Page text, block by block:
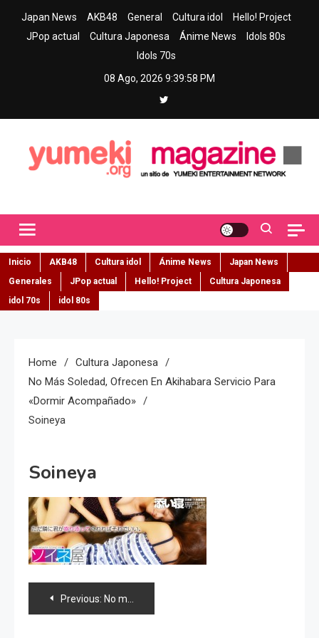
Japan News AKB48 General Cultura idol
Hello! Project
JPop actual
Cultura Japonesa Ánime News
Idols 80s
Idols 70s
08 Ago, 2026 9:39:59 PM
Inicio AKB48 Cultura idol Ánime News
Japan News
Generales
JPop actual Hello! Project
Cultura Japonesa
idol 70s
idol 80s
Home
Cultura Japonesa
No Más Soledad, Ofrecen En Akihabara Servicio Para
«dormir Acompañado»
Soineya
Soineya
Navegación
Previous: No más soledad, ofrecen en Akihabara servicio para «dormir acompañado»